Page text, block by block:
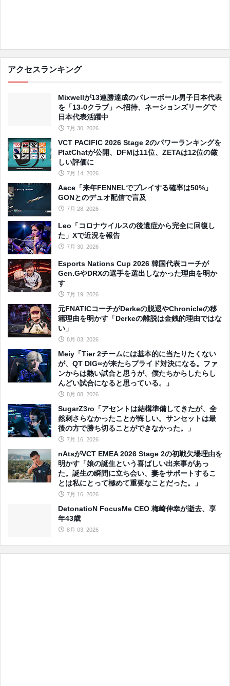
アクセスランキング
Mixwellが13連勝達成のバレーボール男子日本代表
を「13-0クラブ」へ招待、ネーションズリーグで
日本代表活躍中
7月 30, 2026
VCT PACIFIC 2026 Stage 2のパワーランキングを
PlatChatが公開、DFMは11位、ZETAは12位の厳
しい評価に
7月 14, 2026
Aace「来年FENNELでプレイする確率は50%」
GONとのデュオ配信で言及
7月 28, 2026
Leo「コロナウイルスの後遺症から完全に回復し
た」Xで近況を報告
7月 30, 2026
Esports Nations Cup 2026 韓国代表コーチが
Gen.GやDRXの選手を選出しなかった理由を明か
す
7月 19, 2026
元FNATICコーチがDerkeの脱退やChronicleの移
籍理由を明かす「Derkeの離脱は金銭的理由ではな
い」
8月 03, 2026
Meiy「Tier 2チームには基本的に当たりたくない
が、QT DIG∞が来たらプライド対決になる。ファ
ンからは熱い試合と思うが、僕たちからしたらし
んどい試合になると思っている。」
8月 08, 2026
SugarZ3ro「アセントは結構準備してきたが、全
然刺さらなかったことが悔しい。サンセットは最
後の方で勝ち切ることができなかった。」
7月 16, 2026
nAtsがVCT EMEA 2026 Stage 2の初戦欠場理由を
明かす「娘の誕生という喜ばしい出来事があっ
た。誕生の瞬間に立ち会い、妻をサポートするこ
とは私にとって極めて重要なことだった。」
7月 16, 2026
DetonatioN FocusMe CEO 梅崎伸幸が逝去、享
年43歳
8月 03, 2026